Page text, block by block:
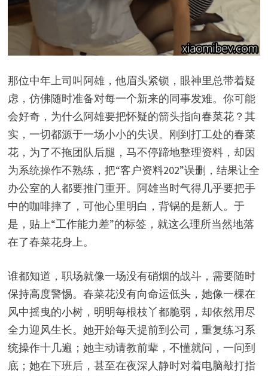
那位中年上司叫阿雄，他眉头紧锁，眼神里总带着疑
虑，仿佛随时准备对每一个新来的同事发难。你可能
会好奇，为什么阿雄要把怀疑的箭头指向春菜花？其
实，一切都源于一场小小的失误。刚到打工处的春菜
花，为了不拖团队后腿，马不停蹄地整理资料，却因
为系统操作不熟练，把“客户资料202”误删，结果让全
办公室的人都要推门重开。阿雄当时气得几乎要把手
中的咖啡摔了，可他心里明白，背锅的是新人。于
是，贴上“工作能力差”的标签，就这么理所当然地落
在了春菜花身上。
谁都知道，职场就像一场没有硝烟的战斗，需要随时
保持高度警惕。春菜花没有向命运低头，她像一棵在
风中摇曳的小树，明明每根枝丫都脆弱，却依然用尽
全力迎风生长。她开始每天提前到公司，重复练习系
统操作十几遍；她主动请教前辈，不懂就问，一问到
底；她在下班后，甚至在夜深人静时对着电脑敲打指